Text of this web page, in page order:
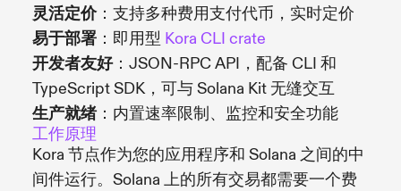
灵活定价：支持多种费用支付代币，实时定价
易于部署 ：即用型 Kora CLI crate
开发者友好：JSON-RPC API，配备 CLI 和
TypeScript SDK，可与 Solana Kit 无缝交互
生产就绪：内置速率限制、监控和安全功能
工作原理
Kora 节点作为您的应用程序和 Solana 之间的中
间件运行。Solana 上的所有交易都需要一个费